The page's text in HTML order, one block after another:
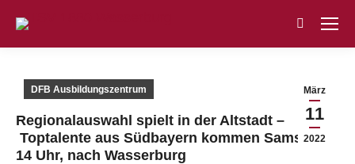
Search:
März
11
2022
DFB Ausbildungszentrum
Regionalauswahl spielt in der Altstadt –
Toptalente aus Südbayern kommen Samstag,
14 Uhr, nach Wasserburg